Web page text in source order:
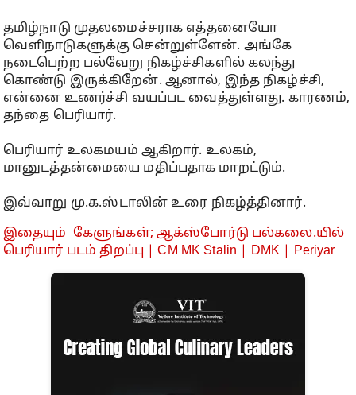
தமிழ்நாடு முதலமைச்சராக எத்தனையோ
வெளிநாடுகளுக்கு சென்றுள்ளேன். அங்கே
நடைபெற்ற பல்வேறு நிகழ்ச்சிகளில் கலந்து
கொண்டு இருக்கிறேன். ஆனால், இந்த நிகழ்ச்சி,
என்னை உணர்ச்சி வயப்பட வைத்துள்ளது. காரணம்,
தந்தை பெரியார்.
பெரியார் உலகமயம் ஆகிறார். உலகம்,
மானுடத்தன்மையை மதிப்பதாக மாறட்டும்.
இவ்வாறு மு.க.ஸ்டாலின் உரை நிகழ்த்தினார்.
இதையும் கேளுங்கள்; ஆக்ஸ்போர்டு பல்கலை.யில்
பெரியார் படம் திறப்பு | CM MK Stalin | DMK | Periyar